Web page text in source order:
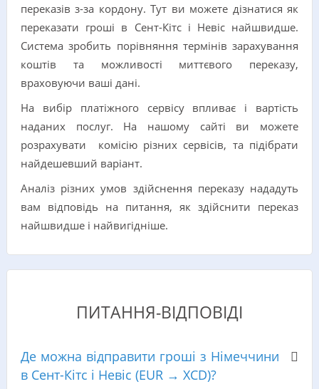
переказів з-за кордону. Тут ви можете дізнатися як
переказати гроші в Сент-Кітс і Невіс найшвидше.
Система зробить порівняння термінів зарахування
коштів та можливості миттєвого переказу,
враховуючи ваші дані.
На вибір платіжного сервісу впливає і вартість
наданих послуг. На нашому сайті ви можете
розрахувати комісію різних сервісів, та підібрати
найдешевший варіант.
Аналіз різних умов здійснення переказу нададуть
вам відповідь на питання, як здійснити переказ
найшвидше і найвигідніше.
ПИТАННЯ-ВІДПОВІДІ
Де можна відправити гроші з Німеччини
в Сент-Кітс і Невіс (EUR → XCD)?